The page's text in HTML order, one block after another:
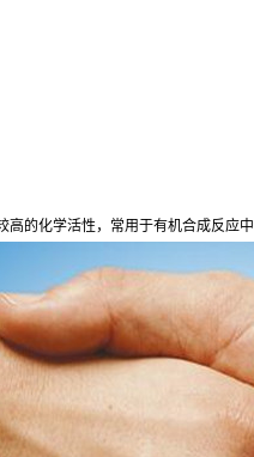
高的化学活性，常用于有机合成反应